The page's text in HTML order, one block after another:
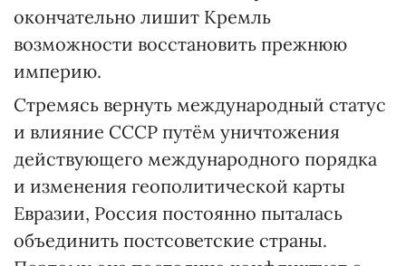
окончательно лишит Кремль
возможности восстановить прежнюю
империю.
Стремясь вернуть международный статус
и влияние СССР путём уничтожения
действующего международного порядка
и изменения геополитической карты
Евразии, Россия постоянно пыталась
объединить постсоветские страны.